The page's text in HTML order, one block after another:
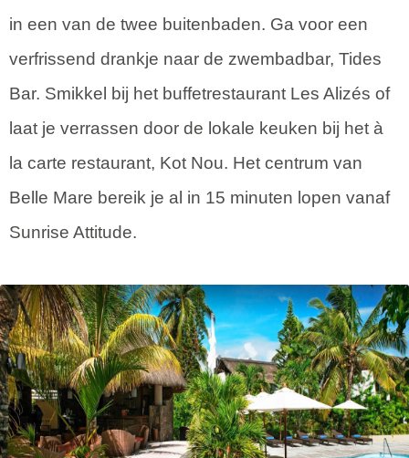
in een van de twee buitenbaden. Ga voor een
verfrissend drankje naar de zwembadbar, Tides
Bar. Smikkel bij het buffetrestaurant Les Alizés of
laat je verrassen door de lokale keuken bij het à
la carte restaurant, Kot Nou. Het centrum van
Belle Mare bereik je al in 15 minuten lopen vanaf
Sunrise Attitude.